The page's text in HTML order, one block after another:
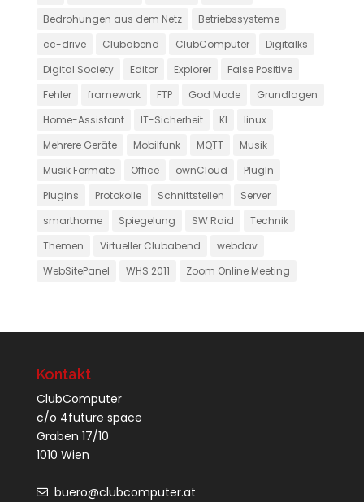
Bedrohungen aus dem Netz
Betriebssysteme
cc-drive
Clubabend ClubComputer
Digitalks
Digital Society
Editor Explorer
False Positive
Fehler
framework FTP God Mode
Grundlagen
Home-Assistant
IT-Sicherheit KI
linux
Mehrere Geräte
Mobilfunk MQTT
Musik
Musik Formate
Office ownCloud
PlugIn
Plugins
Protokolle Schnittstellen
Server
smarthome
Spiegelung SW Raid
Technik
Themen
Virtueller Clubabend
webdav
WebSitePanel
WHS 2011 Zoom Online Meeting
Kontakt
ClubComputer
c/o 4future space
Graben 17/10
1010 Wien
buero@clubcomputer.at